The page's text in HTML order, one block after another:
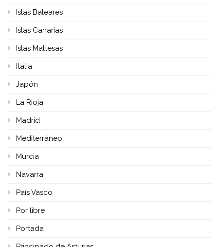
Islas Baleares
Islas Canarias
Islas Maltesas
Italia
Japón
La Rioja
Madrid
Mediterráneo
Murcia
Navarra
País Vasco
Por libre
Portada